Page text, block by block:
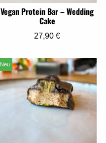
Vegan Protein Bar – Wedding
Cake
27,90 €
Neu